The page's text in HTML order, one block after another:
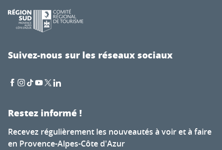
Suivez-nous sur les réseaux sociaux
Restez informé !
Recevez régulièrement les nouveautés à voir et à faire
en Provence-Alpes-Côte d'Azur